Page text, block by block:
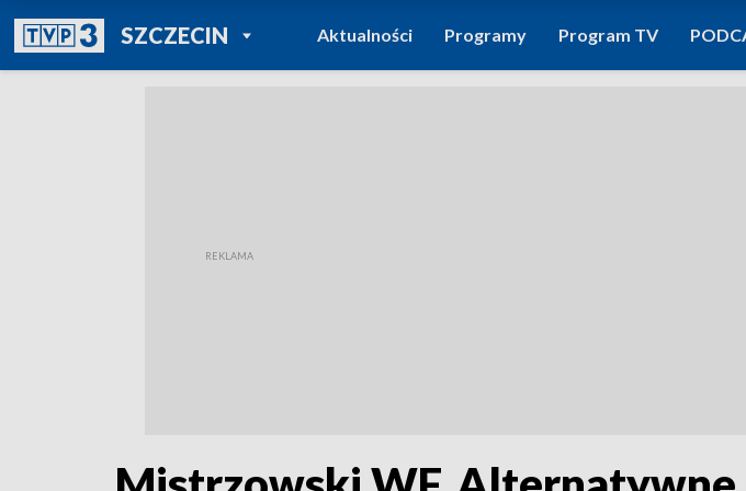
SZCZECINPOWRÓT DO
TVP REGIONY
Aktualności Programy Program TV